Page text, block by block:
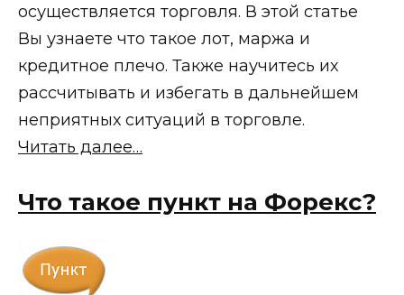
осуществляется торговля. В этой статье
Вы узнаете что такое лот, маржа и
кредитное плечо. Также научитесь их
рассчитывать и избегать в дальнейшем
неприятных ситуаций в торговле.
Читать далее…
Что такое пункт на Форекс?